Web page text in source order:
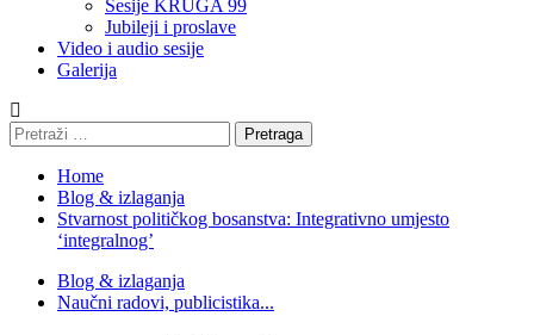
Sesije KRUGA 99
Jubileji i proslave
Video i audio sesije
Galerija
Pretraga:
Home
Blog & izlaganja
Stvarnost političkog bosanstva: Integrativno umjesto
‘integralnog’
Blog & izlaganja
Naučni radovi, publicistika...